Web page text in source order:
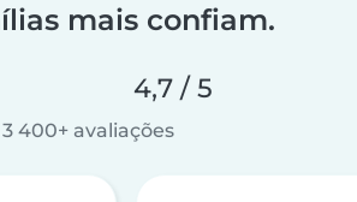
mais confiam.
4,7 / 5
3 400+ avaliações